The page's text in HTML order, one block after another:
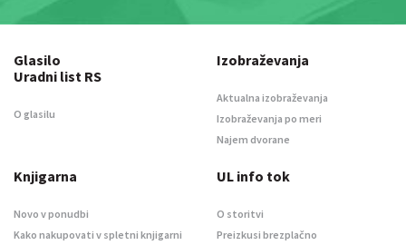
Glasilo
Uradni list RS
O glasilu
Izobraževanja
Aktualna izobraževanja
Izobraževanja po meri
Najem dvorane
Knjigarna
Novo v ponudbi
Kako nakupovati v spletni knjigarni
UL info tok
O storitvi
Preizkusi brezplačno